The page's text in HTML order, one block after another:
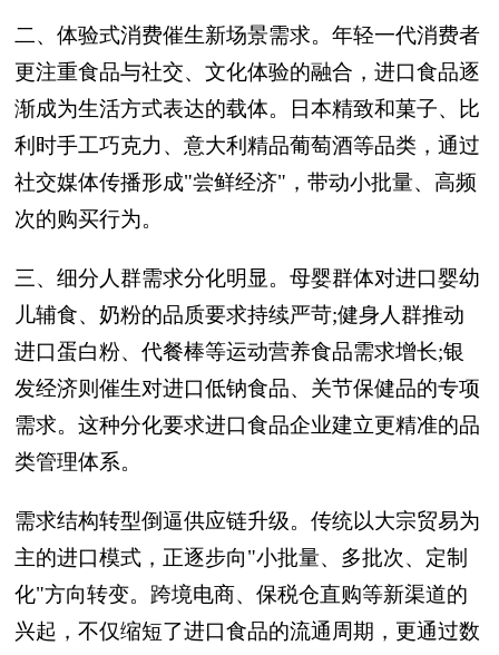
二、体验式消费催生新场景需求。年轻一代消费者
更注重食品与社交、文化体验的融合，进口食品逐
渐成为生活方式表达的载体。日本精致和菓子、比
利时手工巧克力、意大利精品葡萄酒等品类，通过
社交媒体传播形成"尝鲜经济"，带动小批量、高频
次的购买行为。
三、细分人群需求分化明显。母婴群体对进口婴幼
儿辅食、奶粉的品质要求持续严苛;健身人群推动
进口蛋白粉、代餐棒等运动营养食品需求增长;银
发经济则催生对进口低钠食品、关节保健品的专项
需求。这种分化要求进口食品企业建立更精准的品
类管理体系。
需求结构转型倒逼供应链升级。传统以大宗贸易为
主的进口模式，正逐步向"小批量、多批次、定制
化"方向转变。跨境电商、保税仓直购等新渠道的
兴起，不仅缩短了进口食品的流通周期，更通过数